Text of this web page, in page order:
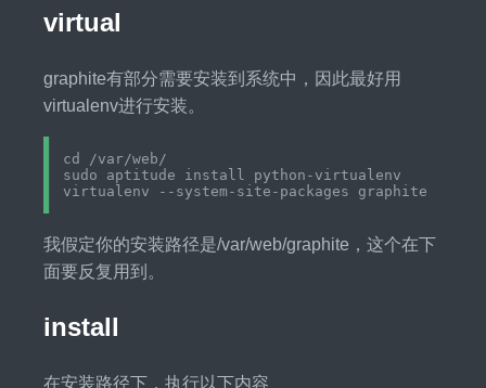
virtual
graphite有部分需要安装到系统中，因此最好用
virtualenv进行安装。
cd /var/web/
sudo aptitude install python-virtualenv
我假定你的安装路径是/var/web/graphite，这个在下
面要反复用到。
install
在安装路径下，执行以下内容